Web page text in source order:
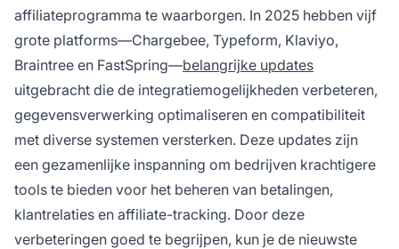
affiliateprogramma te waarborgen. In 2025 hebben vijf
grote platforms—Chargebee, Typeform, Klaviyo,
Braintree en FastSpring—belangrijke updates
uitgebracht die de integratiemogelijkheden verbeteren,
gegevensverwerking optimaliseren en compatibiliteit
met diverse systemen versterken. Deze updates zijn
een gezamenlijke inspanning om bedrijven krachtigere
tools te bieden voor het beheren van betalingen,
klantrelaties en affiliate-tracking. Door deze
verbeteringen goed te begrijpen, kun je de nieuwste